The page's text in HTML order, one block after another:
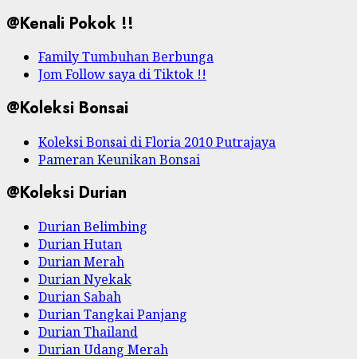
@Kenali Pokok !!
Family Tumbuhan Berbunga
Jom Follow saya di Tiktok !!
@Koleksi Bonsai
Koleksi Bonsai di Floria 2010 Putrajaya
Pameran Keunikan Bonsai
@Koleksi Durian
Durian Belimbing
Durian Hutan
Durian Merah
Durian Nyekak
Durian Sabah
Durian Tangkai Panjang
Durian Thailand
Durian Udang Merah